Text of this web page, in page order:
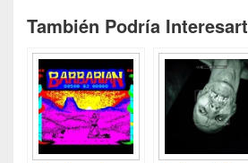
También Podría